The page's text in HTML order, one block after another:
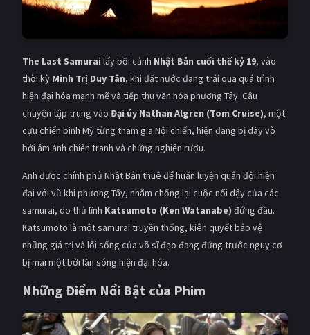
Âu - Mỹ Trung Quốc - Hồng Kông
Hàn Quốc Nhật Bản
Ấn Độ Việt Nam
Tổng hợp
CẬP NHẬT
PHIM MỚI
PHIM LẺ
PHIM CHIẾU RẠP
TUYỂN TẬP PHIM
The Last Samurai lấy bối cảnh Nhật Bản cuối thế kỷ 19, vào
thời kỳ Minh Trị Duy Tân, khi đất nước đang trải qua quá trình
hiện đại hóa mạnh mẽ và tiếp thu văn hóa phương Tây. Câu
chuyện tập trung vào Đại úy Nathan Algren (Tom Cruise), một
cựu chiến binh Mỹ từng tham gia Nội chiến, hiện đang bị dày vò
bởi ám ảnh chiến tranh và chứng nghiện rượu.
Anh được chính phủ Nhật Bản thuê để huấn luyện quân đội hiện
đại với vũ khí phương Tây, nhằm chống lại cuộc nổi dậy của các
samurai, do thủ lĩnh Katsumoto (Ken Watanabe) đứng đầu.
Katsumoto là một samurai truyền thống, kiên quyết bảo vệ
những giá trị và lối sống của võ sĩ đạo đang đứng trước nguy cơ
bị mai một bởi làn sóng hiện đại hóa.
Những Điểm Nổi Bật của Phim